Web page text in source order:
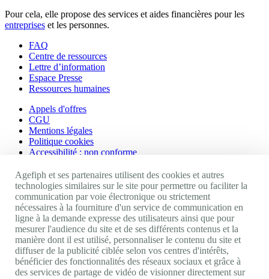
Pour cela, elle propose des services et aides financières pour les
entreprises et les personnes.
FAQ
Centre de ressources
Lettre d’information
Espace Presse
Ressources humaines
Appels d'offres
CGU
Mentions légales
Politique cookies
Accessibilité : non conforme
Nos autres sites
Site portail Agefiph
Activateur de progrès
Handinnov
Innovation et recherche
Université du RRH
Service AppuiPro
Agefiph et ses partenaires utilisent des cookies et autres
technologies similaires sur le site pour permettre ou faciliter la
communication par voie électronique ou strictement
nécessaires à la fourniture d'un service de communication en
ligne à la demande expresse des utilisateurs ainsi que pour
mesurer l'audience du site et de ses différents contenus et la
manière dont il est utilisé, personnaliser le contenu du site et
diffuser de la publicité ciblée selon vos centres d'intérêts,
bénéficier des fonctionnalités des réseaux sociaux et grâce à
des services de partage de vidéo de visionner directement sur